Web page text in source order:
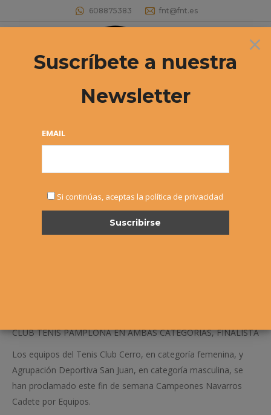
608875383 fnt@fnt.es
Buscar:
CLUB TENIS PAMPLONA EN AMBAS CATEGORÍAS, FINALISTA
Los equipos del Tenis Club Cerro, en categoría femenina, y
Agrupación Deportiva San Juan, en categoría masculina, se
han proclamado este fin de semana Campeones Navarros
Cadete por Equipos.
×
Suscríbete a nuestra
Newsletter
EMAIL
Si continúas, aceptas la política de privacidad